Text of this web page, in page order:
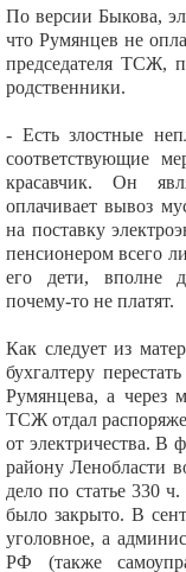
По версии Быкова,
что Румянцев не
председателя ТСЖ,
родственники.
- Есть злостные
соответствующие
красавчик. Он
оплачивает вывоз
на поставку
пенсионером всего
его дети, вполне
почему-то не платят.
Как следует из
бухгалтеру
Румянцева, а через
ТСЖ отдал
от электричества. В
району Ленобласти
дело по статье 330
было закрыто. В
уголовное, а
РФ (также